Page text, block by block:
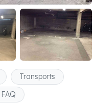
Transports
FAQ